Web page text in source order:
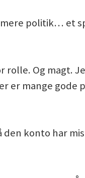
politik… et
rolle. Og magt.
er mange gode
konto har